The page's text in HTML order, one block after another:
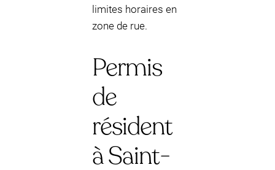
limites horaires en
zone de rue.
Permis
de
résident
à Saint-